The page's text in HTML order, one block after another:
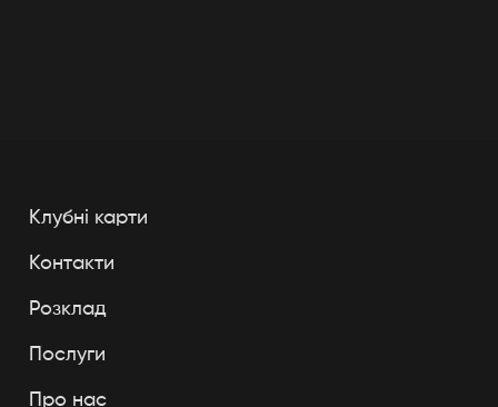
Клубні карти
Контакти
Розклад
Послуги
Про нас